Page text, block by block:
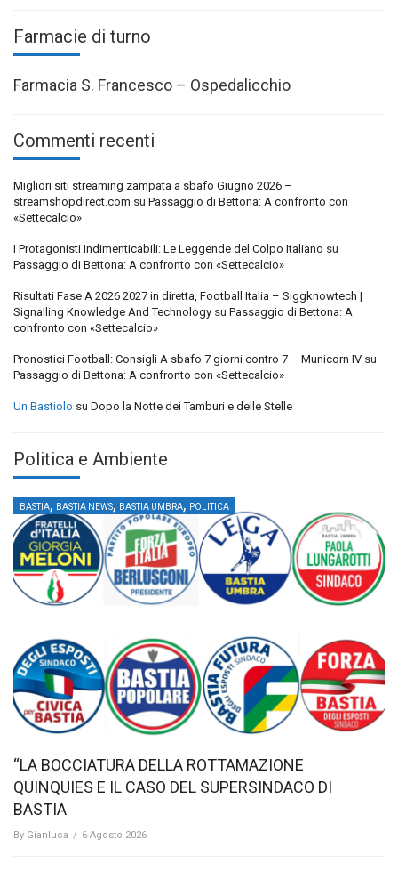
Farmacie di turno
Farmacia S. Francesco – Ospedalicchio
Commenti recenti
Migliori siti streaming zampata a sbafo Giugno 2026 –
streamshopdirect.com su Passaggio di Bettona: A confronto con
«Settecalcio»
I Protagonisti Indimenticabili: Le Leggende del Colpo Italiano su
Passaggio di Bettona: A confronto con «Settecalcio»
Risultati Fase A 2026 2027 in diretta, Football Italia – Siggknowtech |
Signalling Knowledge And Technology su Passaggio di Bettona: A
confronto con «Settecalcio»
Pronostici Football: Consigli A sbafo 7 giorni contro 7 – Municorn IV su
Passaggio di Bettona: A confronto con «Settecalcio»
Un Bastiolo su Dopo la Notte dei Tamburi e delle Stelle
Politica e Ambiente
BASTIA, BASTIA NEWS, BASTIA UMBRA, POLITICA
“LA BOCCIATURA DELLA ROTTAMAZIONE
QUINQUIES E IL CASO DEL SUPERSINDACO DI
BASTIA
By Gianluca / 6 Agosto 2026